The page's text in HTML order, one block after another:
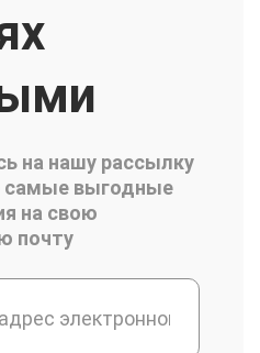
на нашу рассылку
самые выгодные
на свою
почту